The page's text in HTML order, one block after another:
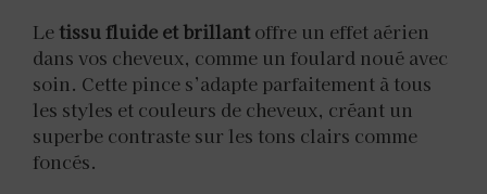
Letissu fluide et brillant offre un effet aérien
dans vos cheveux, comme un foulard noué avec
soin. Cette pince s’adapte parfaitement à tous
les styles et couleurs de cheveux, créant un
superbe contraste sur les tons clairs comme
foncés.